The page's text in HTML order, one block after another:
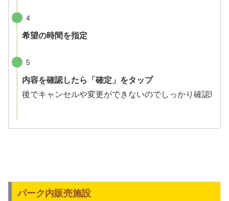
4
希望の時間を指定
5
内容を確認したら「確定」をタップ
後でキャンセルや変更ができないのでしっかり確認!
パーク内販売施設